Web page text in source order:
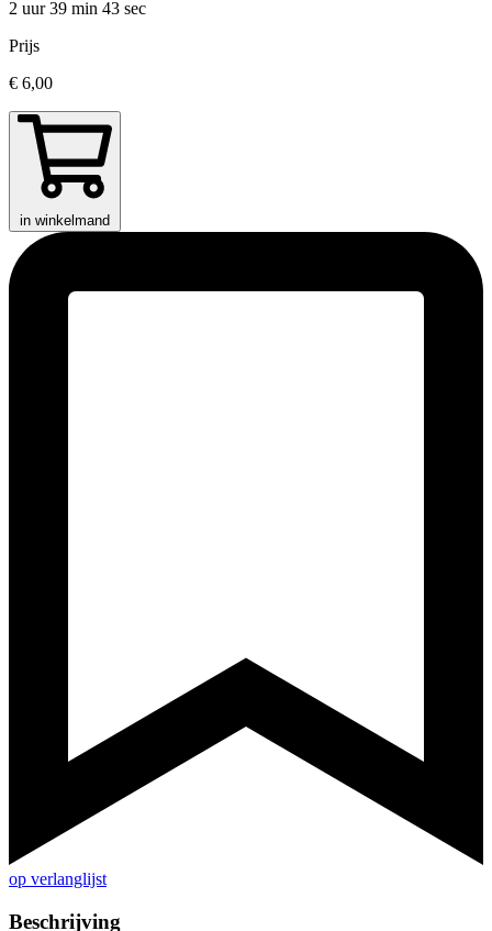
2 uur 39 min 43 sec
Prijs
€ 6,00
in winkelmand
op verlanglijst
Beschrijving